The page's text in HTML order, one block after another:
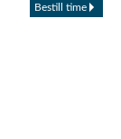
Bestill time